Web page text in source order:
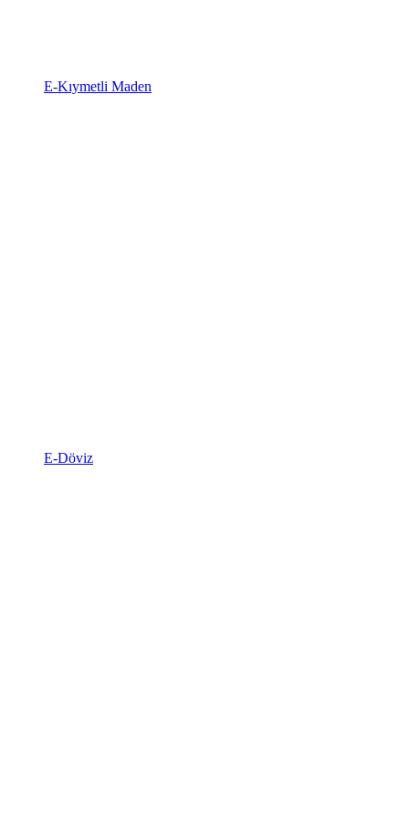
E-Kıymetli Maden
E-Döviz